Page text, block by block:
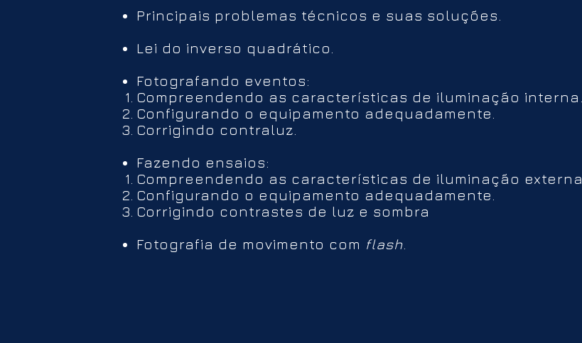
Principais problemas técnicos e suas soluções.
Lei do inverso quadrático.
Fotografando eventos:
Compreendendo as características de iluminação interna.
Configurando o equipamento adequadamente.
Corrigindo contraluz.
Fazendo ensaios:
Compreendendo as características de iluminação externa.
Configurando o equipamento adequadamente.
Corrigindo contrastes de luz e sombra
Fotografia de movimento com flash